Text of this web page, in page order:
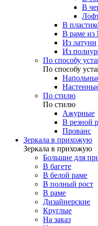
В
В
В раме
Из латуни
Из
По способу
По способу
По стилю
По стилю
Ажурные
В резной
Прованс
Зеркала в прихожую
Зеркала в прихожую
Большие для
В багете
В белой раме
В полный рост
В раме
Дизайнерские
Круглые
На заказ